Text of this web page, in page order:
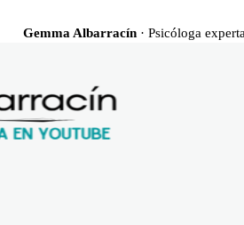
Gemma Albarracín· Psicóloga